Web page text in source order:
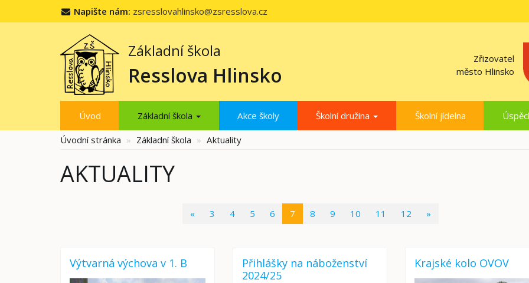
Napište nám: zsresslovahlinsko@zsresslova.cz
Základní škola
Resslova Hlinsko
Zřizovatel
město Hlinsko
Úvod Základní škola Akce školy Školní družina Školní jídelna
Úvodní stránka Základní škola Aktuality
AKTUALITY
« 3 4 5 6 7(current)
8 9 10 11 12 »
Výtvarná výchova v 1. B
Přihlášky na náboženství
2024/25
Krajské kolo OVOV